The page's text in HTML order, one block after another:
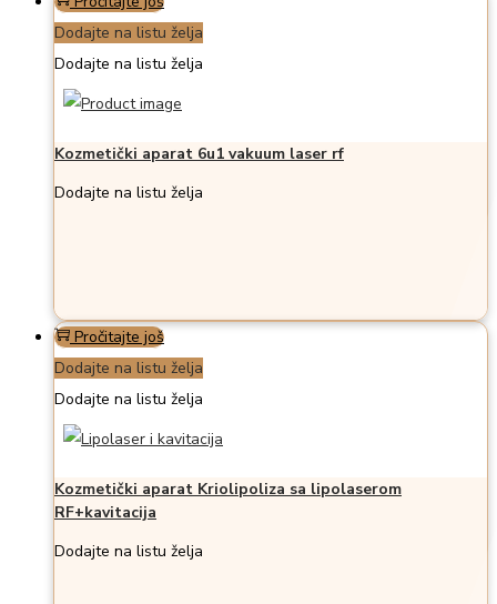
Dodajte na listu želja
Dodajte na listu želja
Kozmetički aparat 6u1 vakuum laser rf
Dodajte na listu želja
Pročitajte još
Dodajte na listu želja
Dodajte na listu želja
Kozmetički aparat Kriolipoliza sa lipolaserom
RF+kavitacija
Dodajte na listu želja